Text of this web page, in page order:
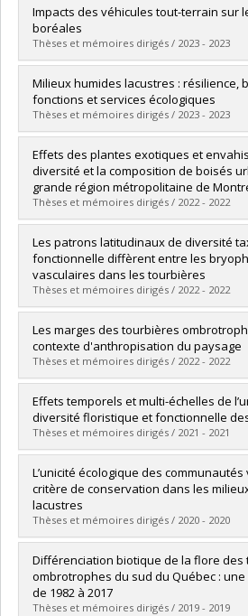
Graduate : Beauchemin-Nadeau,
Cycle :Master's
Grade :M. Sc.
Lien vers le document dans Papyrus
Impacts des véhicules tout-terrain sur
boréales
Thèses et mémoires dirigés / 2023 - 2023
Graduate :Beaumier, Emmanuelle
Cycle :Master's
Grade :M. Sc.
Lien vers le document dans Papyrus
Milieux humides lacustres : résilience,
fonctions et services écologiques
Thèses et mémoires dirigés / 2023 - 2023
Graduate :Loiselle, Audréanne
Cycle :Doctoral
Grade :Ph. D.
Lien vers le document dans Papyrus
Effets des plantes exotiques et
diversité et la composition de boisés
grande région métropolitaine de
Thèses et mémoires dirigés / 2022 - 2022
Graduate : Gélinas-Lemay, Roxanne
Cycle :Master's
Grade :M. Sc.
Lien vers le document dans Papyrus
Les patrons latitudinaux de diversité
fonctionnelle diffèrent entre les
vasculaires dans les tourbières
Thèses et mémoires dirigés / 2022 - 2022
Graduate : Deschenes, Elise
Cycle :Master's
Grade :M. Sc.
Lien vers le document dans Papyrus
Les marges des tourbières
contexte d'anthropisation du paysage
Thèses et mémoires dirigés / 2022 - 2022
Graduate :Archambault-Vermette,
Cycle :Master's
Grade :M. Sc.
Lien vers le document dans Papyrus
Effets temporels et multi-échelles de
diversité floristique et fonctionnelle
Thèses et mémoires dirigés / 2021 - 2021
Graduate :Bergeron, Alexandre
Cycle : Doctoral
Grade :Ph. D.
Lien vers le document dans Papyrus
L’unicité écologique des
critère de conservation dans les
lacustres
Thèses et mémoires dirigés / 2020 - 2020
Graduate :Dubois, Raphaëlle
Cycle :Master's
Grade : M. Sc.
Lien vers le document dans Papyrus
Différenciation biotique de la flore des
ombrotrophes du sud du Québec :
de 1982 à 2017
Thèses et mémoires dirigés / 2019 - 2019